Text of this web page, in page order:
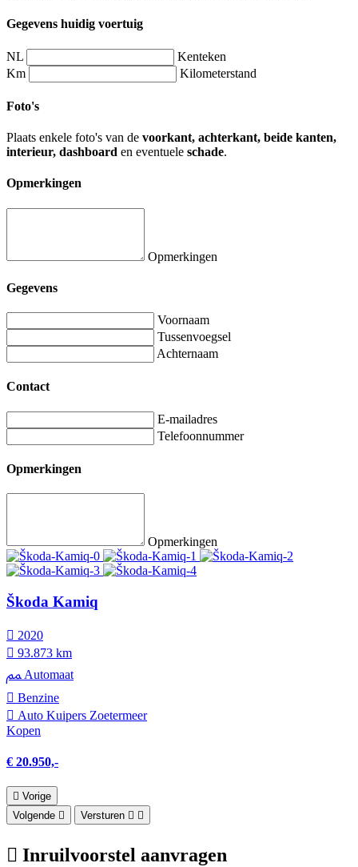
Gegevens huidig voertuig
NL
Kenteken
Km
Kilometerstand
Foto's
Plaats enkele foto's van de voorkant, achterkant, beide kanten,
interieur, dashboard en eventuele schade.
Opmerkingen
Opmerkingen
Gegevens
Voornaam
Tussenvoegsel
Achternaam
Contact
E-mailadres
Telefoonnummer
Opmerkingen
Opmerkingen
Škoda Kamiq
2020
93.873 km
Automaat
Benzine
Auto Kuipers Zoetermeer
Kopen
€ 20.950,-
Vorige
Volgende
Versturen
Inruilvoorstel aanvragen